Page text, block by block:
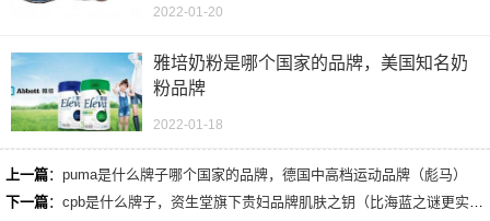
2022-01-20
雅培奶粉是哪个国家的品牌，美国知名奶
粉品牌
2022-01-18
上一篇： puma是什么牌子哪个国家的品牌，德国中高档运动品牌（彪马）
下一篇： cpb是什么牌子，资生堂旗下贵妇品牌肌肤之钥（比海蓝之谜更实在）